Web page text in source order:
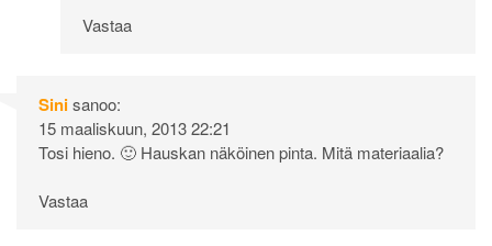
Vastaa
Sinisanoo:
15 maaliskuun, 2013 22:21
Tosi hieno. 🙂 Hauskan näköinen pinta. Mitä materiaalia?
Vastaa